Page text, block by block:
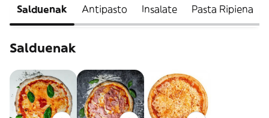
Salduenak Antipasto Insalate Pasta Ripiena
Salduenak